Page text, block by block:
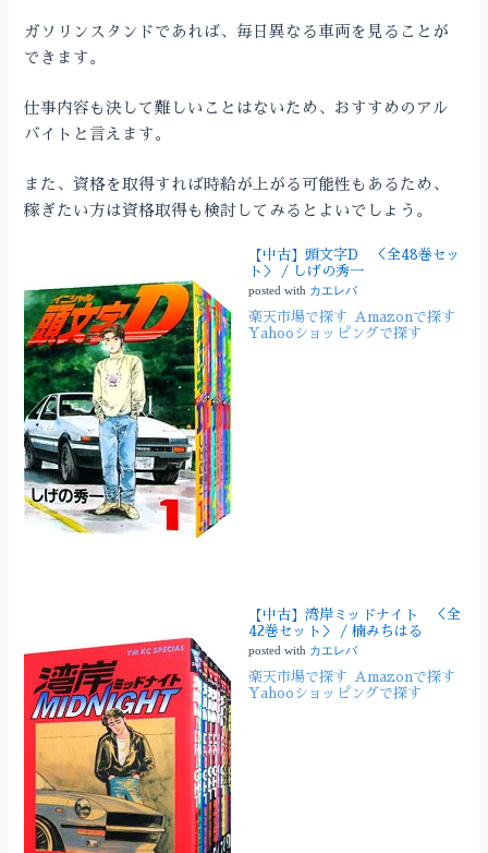
ガソリンスタンドであれば、毎日異なる車両を見ることが
できます。
仕事内容も決して難しいことはないため、おすすめのアル
バイトと言えます。
また、資格を取得すれば時給が上がる可能性もあるため、
稼ぎたい方は資格取得も検討してみるとよいでしょう。
【中古】頭文字D ＜全48巻セッ
ト＞ / しげの秀一
posted with カエレバ
楽天市場で探す
Amazonで探す
Yahooショッピングで探す
【中古】湾岸ミッドナイト ＜全
42巻セット＞ / 楠みちはる
posted with カエレバ
楽天市場で探す
Amazonで探す
Yahooショッピングで探す